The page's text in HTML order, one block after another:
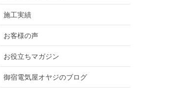
施工実績
お客様の声
お役立ちマガジン
御宿電気屋オヤジのブログ